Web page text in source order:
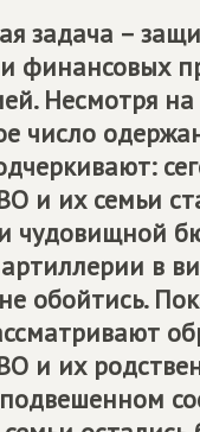
задача –
финансовых
Несмотря на
число
и их семьи
чудовищной
в
обойтись.
и их